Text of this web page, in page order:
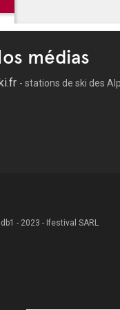
médias
- stations de ski des
- 2023 - Ifestival SARL